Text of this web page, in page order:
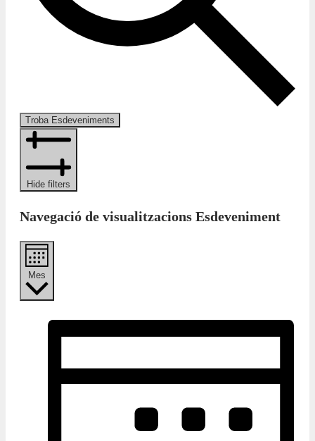
Troba Esdeveniments
Hide filters
Navegació de visualitzacions Esdeveniment
Mes